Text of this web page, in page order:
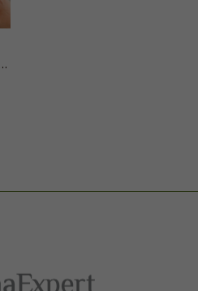
SanaExpert Meno Forte, 60 Kapseln